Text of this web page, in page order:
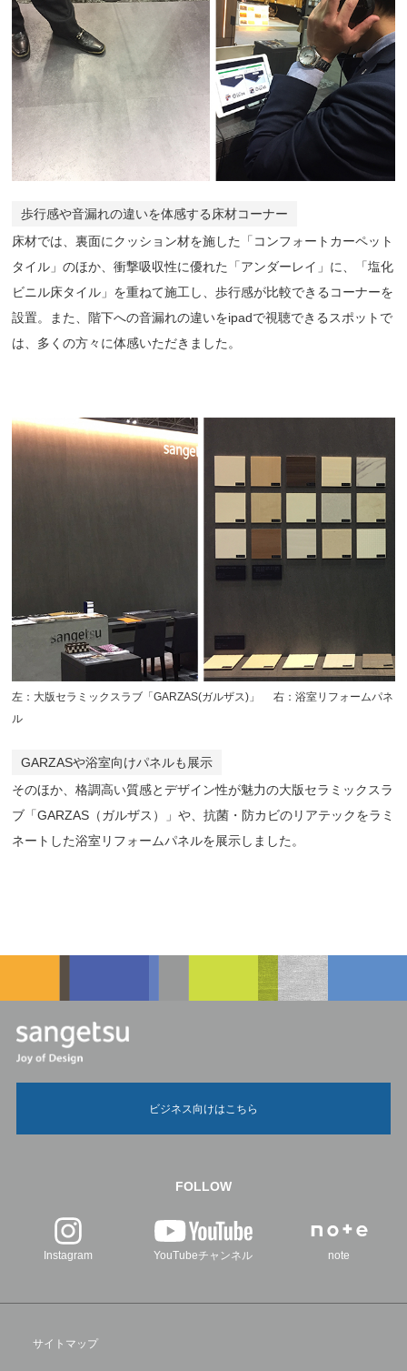
歩行感や音漏れの違いを体感する床材コーナー
床材では、裏面にクッション材を施した「コンフォートカーペット
タイル」のほか、衝撃吸収性に優れた「アンダーレイ」に、「塩化
ビニル床タイル」を重ねて施工し、歩行感が比較できるコーナーを
設置。また、階下への音漏れの違いをipadで視聴できるスポットで
は、多くの方々に体感いただきました。
左：大版セラミックスラブ「GARZAS(ガルザス)」 右：浴室リフォームパネ
ル
GARZASや浴室向けパネルも展示
そのほか、格調高い質感とデザイン性が魅力の大版セラミックスラ
ブ「GARZAS（ガルザス）」や、抗菌・防カビのリアテックをラミ
ネートした浴室リフォームパネルを展示しました。
ビジネス向けはこちら
FOLLOW
Instagram YouTubeチャンネル note
サイトマップ